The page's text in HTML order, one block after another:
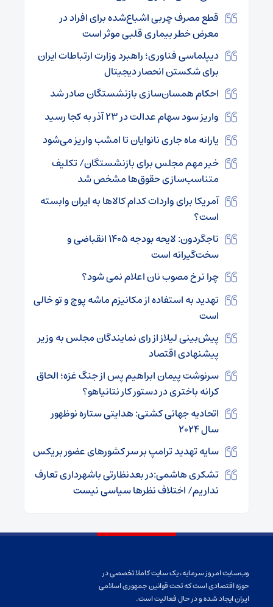
قطع مصرف چربی اشباع‌شده برای افراد در
معرض خطر بیماری قلبی موثر است
دیپلماسی فناوری؛ راهبرد وزارت ارتباطات ایران
برای شکستن انحصار دیجیتال
احکام همسان‌سازی بازنشستگان صادر شد
واریز سود سهام عدالت در ۲۳ آذر به کجا رسید
یارانه ماه جاری نانوایان تا امشب واریز می‌شود
خبر مهم مجلس برای بازنشستگان/ تکلیف
متناسب‌سازی حقوق‌ها مشخص شد
آمریکا برای واردات کدام کالاها به ایران وابسته
است؟
تاجگردون: لایحه بودجه ۱۴۰۵ انقباضی و
سخت‌گیرانه است
چرا نرخ مصوب نان اعلام‌ نمی شود؟
تهدید به استفاده از مکانیزم ماشه پوچ و تو خالی
است
پیش‌بینی لیلاز از رای نمایندگان مجلس به وزیر
پیشنهادی اقتصاد
سرنوشت پیمان ابراهیم پس از جنگ غزه؛ الحاق
کرانه باختری در دستور کار نتانیاهو؟
اتحادیه جهانی کشتی: هدایتی ستاره نوظهور
سال ۲۰۲۴
سایه تهدید ترامپ بر سر کشورهای عضور بریکس
تشکری هاشمی:در بعدنظارتی باشهرداری تعارف
نداریم/ اختلاف نظرها سیاسی نیست
وب‌سایت امروز سرمایه، یک سایت کاملا تخصصی در
حوزه اقتصادی است که تحت قوانین جمهوری اسلامی
ایران ایجاد شده و در حال فعالیت است.